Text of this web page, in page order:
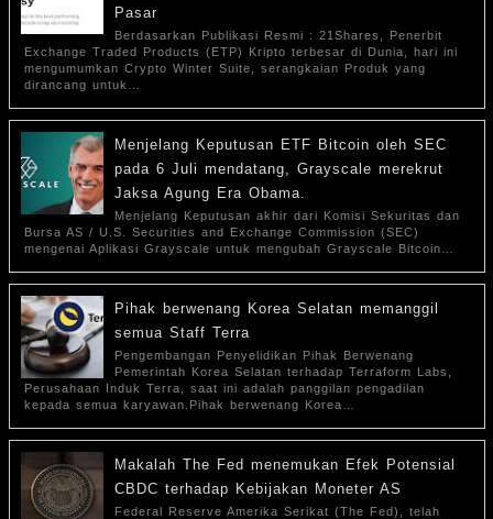
Pasar
Berdasarkan Publikasi Resmi : 21Shares, Penerbit
Exchange Traded Products (ETP) Kripto terbesar di Dunia, hari ini
mengumumkan Crypto Winter Suite, serangkaian Produk yang
dirancang untuk…
Menjelang Keputusan ETF Bitcoin oleh SEC
pada 6 Juli mendatang, Grayscale merekrut
Jaksa Agung Era Obama.
Menjelang Keputusan akhir dari Komisi Sekuritas dan
Bursa AS / U.S. Securities and Exchange Commission (SEC)
mengenai Aplikasi Grayscale untuk mengubah Grayscale Bitcoin…
Pihak berwenang Korea Selatan memanggil
semua Staff Terra
Pengembangan Penyelidikan Pihak Berwenang
Pemerintah Korea Selatan terhadap Terraform Labs,
Perusahaan Induk Terra, saat ini adalah panggilan pengadilan
kepada semua karyawan.Pihak berwenang Korea…
Makalah The Fed menemukan Efek Potensial
CBDC terhadap Kebijakan Moneter AS
Federal Reserve Amerika Serikat (The Fed), telah